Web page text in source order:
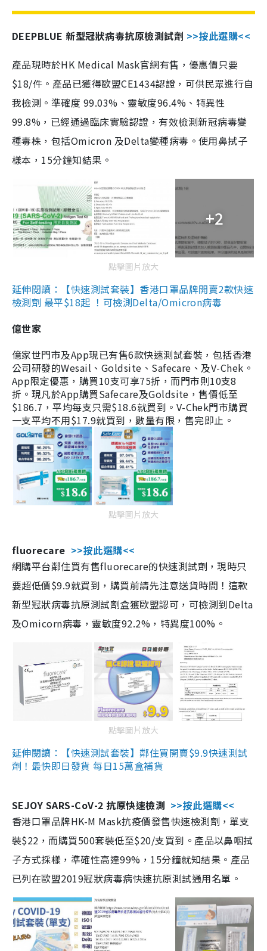
DEEPBLUE 新型冠狀病毒抗原檢測試劑 >>按此選購<<
產品現時於HK Medical Mask官網有售，優惠價只要
$18/件。產品已獲得歐盟CE1434認證，可供民眾進行自
我檢測。準確度 99.03%、靈敏度96.4%、特異性
99.8%，已經通過臨床實驗認證，有效檢測新冠病毒變
種毒株，包括Omicron 及Delta變種病毒。使用鼻拭子
樣本，15分鐘知結果。
+2
點擊圖片放大
延伸閱讀：【快速測試套裝】香港口罩品牌開賣2款快速
檢測劑 最平$18起 ！可檢測Delta/Omicron病毒
億世家
億家世門市及App現已有售6款快速測試套裝，包括香港
公司研發的Wesail、Goldsite、Safecare、及V-Chek。
App限定優惠，購買10支可享75折，而門市則10支8
折。現凡於App購買Safecare及Goldsite，售價低至
$186.7，平均每支只需$18.6就買到。V-Chek門市購買
一支平均不用$17.9就買到，數量有限，售完即止。
點擊圖片放大
fluorecare >>按此選購<<
網購平台鄰住買有售fluorecare的快速測試劑，現時只
要超低價$9.9就買到，購買前請先注意送貨時間！這款
新型冠狀病毒抗原測試劑盒獲歐盟認可，可檢測到Delta
及Omicorn病毒，靈敏度92.2%，特異度100%。
點擊圖片放大
延伸閱讀：【快速測試套裝】鄰住買開賣$9.9快速測試
劑！最快即日發貨 每日15萬盒補貨
SEJOY SARS-CoV-2 抗原快速檢測 >>按此選購<<
香港口罩品牌HK-M Mask抗疫價發售快速檢測劑，單支
裝$22，而購買500套裝低至$20/支買到。產品以鼻咽拭
子方式採樣，準確性高達99%，15分鐘就知結果。產品
已列在歐盟2019冠狀病毒病快速抗原測試通用名單。